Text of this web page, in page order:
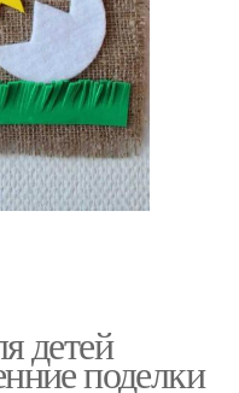
детей
поделки